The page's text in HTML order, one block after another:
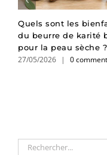
Quels sont les
du beurre de karité
pour la peau sèche ?
27/05/2026 | 0
Rechercher: